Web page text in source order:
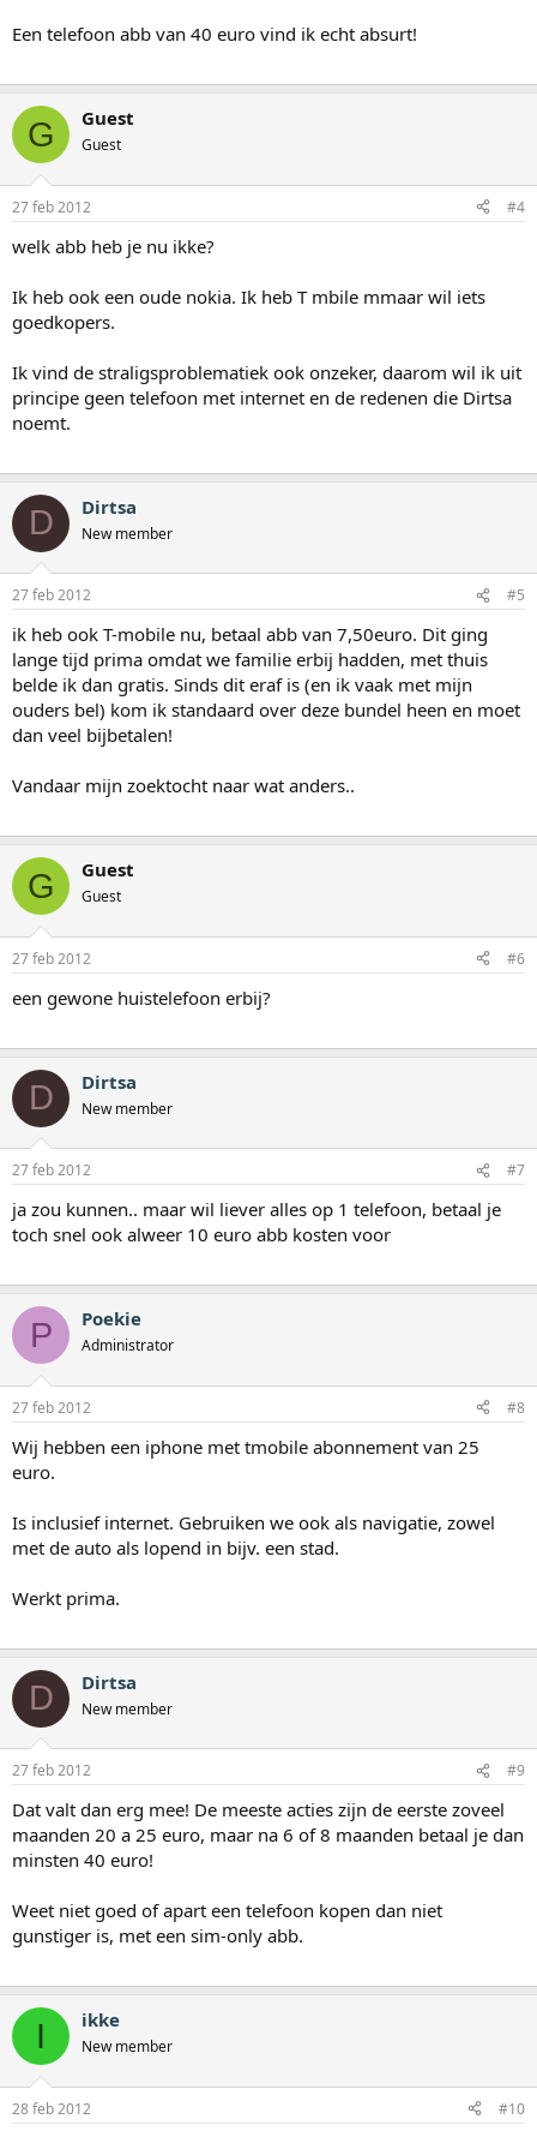
Een telefoon abb van 40 euro vind ik echt absurt!
G Guest
Guest
27 feb 2012 #4
welk abb heb je nu ikke?
Ik heb ook een oude nokia. Ik heb T mbile mmaar wil iets
goedkopers.
Ik vind de straligsproblematiek ook onzeker, daarom wil ik uit
principe geen telefoon met internet en de redenen die Dirtsa
noemt.
D Dirtsa
New member
27 feb 2012 #5
ik heb ook T-mobile nu, betaal abb van 7,50euro. Dit ging
lange tijd prima omdat we familie erbij hadden, met thuis
belde ik dan gratis. Sinds dit eraf is (en ik vaak met mijn
ouders bel) kom ik standaard over deze bundel heen en moet
dan veel bijbetalen!
Vandaar mijn zoektocht naar wat anders..
G Guest
Guest
27 feb 2012 #6
een gewone huistelefoon erbij?
D Dirtsa
New member
27 feb 2012 #7
ja zou kunnen.. maar wil liever alles op 1 telefoon, betaal je
toch snel ook alweer 10 euro abb kosten voor
P Poekie
Administrator
27 feb 2012 #8
Wij hebben een iphone met tmobile abonnement van 25
euro.
Is inclusief internet. Gebruiken we ook als navigatie, zowel
met de auto als lopend in bijv. een stad.
Werkt prima.
D Dirtsa
New member
27 feb 2012 #9
Dat valt dan erg mee! De meeste acties zijn de eerste zoveel
maanden 20 a 25 euro, maar na 6 of 8 maanden betaal je dan
minsten 40 euro!
Weet niet goed of apart een telefoon kopen dan niet
gunstiger is, met een sim-only abb.
I ikke
New member
28 feb 2012 #10